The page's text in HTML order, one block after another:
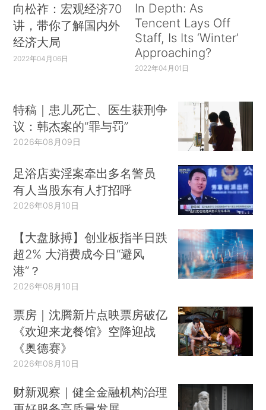
向松祚：宏观经济70
讲，带你了解国内外
经济大局
2022年04月06日
In Depth: As
Tencent Lays Off
Staff, Is Its ‘Winter’
Approaching?
2022年04月01日
特稿｜患儿死亡、医生获刑争
议：韩杰案的“罪与罚”
2026年08月09日
足浴店卖淫案牵出多名警员
有人当股东有人打招呼
2026年08月10日
【大盘脉搏】创业板指半日跌
超2% 大消费成今日“避风
港”？
2026年08月10日
票房｜沈腾新片点映票房破亿
《欢迎来龙餐馆》空降迎战
《奥德赛》
2026年08月10日
财新观察｜健全金融机构治理